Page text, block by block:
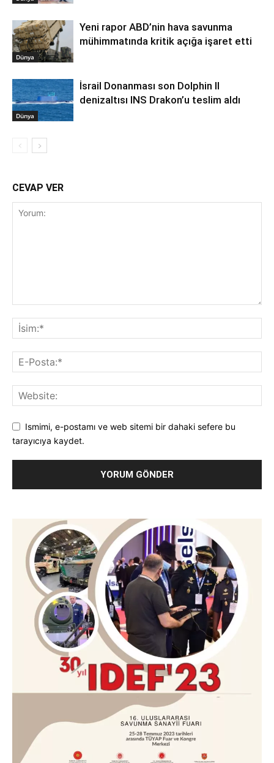
Dünya
Yeni rapor ABD’nin hava savunma
mühimmatında kritik açığa işaret etti
Dünya
İsrail Donanması son Dolphin II
denizaltısı INS Drakon’u teslim aldı
CEVAP VER
Ismimi, e-postamı ve web sitemi bir dahaki sefere bu
tarayıcıya kaydet.